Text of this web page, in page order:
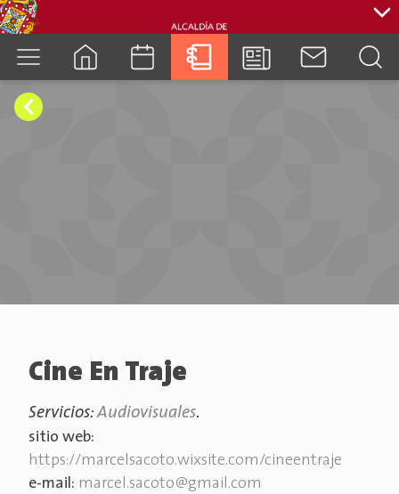
Cine En Traje
Servicios:Audiovisuales.
sitio web:
https://marcelsacoto.wixsite.com/cineentraje
e-mail: marcel.sacoto@gmail.com